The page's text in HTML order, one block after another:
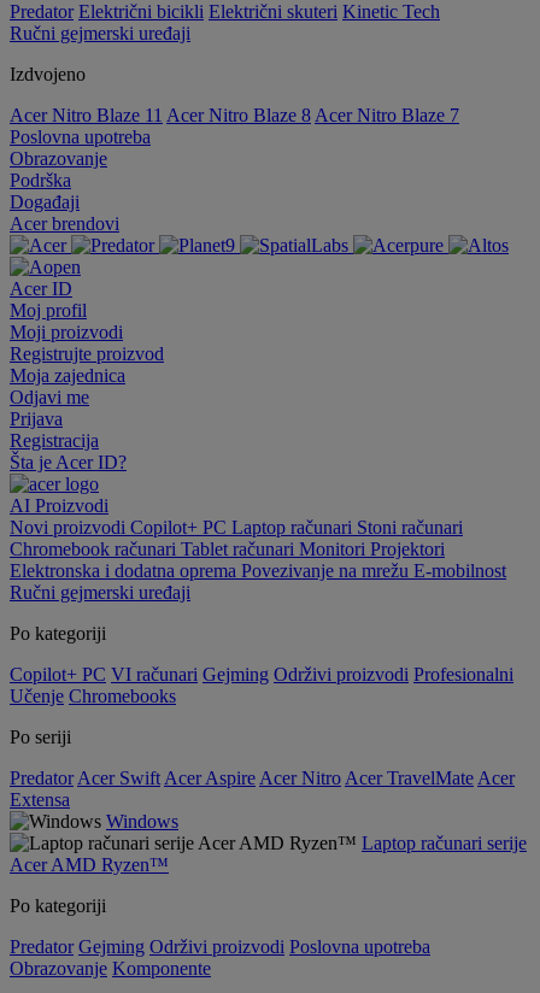
Predator Električni bicikli Električni skuteri Kinetic Tech
Ručni gejmerski uređaji
Izdvojeno
Acer Nitro Blaze 11 Acer Nitro Blaze 8 Acer Nitro Blaze 7
Poslovna upotreba
Obrazovanje
Podrška
Događaji
Acer brendovi
Acer ID
Moj profil
Moji proizvodi
Registrujte proizvod
Moja zajednica
Odjavi me
Prijava
Registracija
Šta je Acer ID?
AI Proizvodi
Novi proizvodi Copilot+ PC Laptop računari Stoni računari
Chromebook računari Tablet računari Monitori Projektori
Elektronska i dodatna oprema Povezivanje na mrežu E-mobilnost
Ručni gejmerski uređaji
Po kategoriji
Copilot+ PC VI računari Gejming Održivi proizvodi Profesionalni
Učenje Chromebooks
Po seriji
Predator Acer Swift Acer Aspire Acer Nitro Acer TravelMate Acer
Extensa
Windows
Laptop računari serije
Acer AMD Ryzen™
Po kategoriji
Predator Gejming Održivi proizvodi Poslovna upotreba
Obrazovanje Komponente